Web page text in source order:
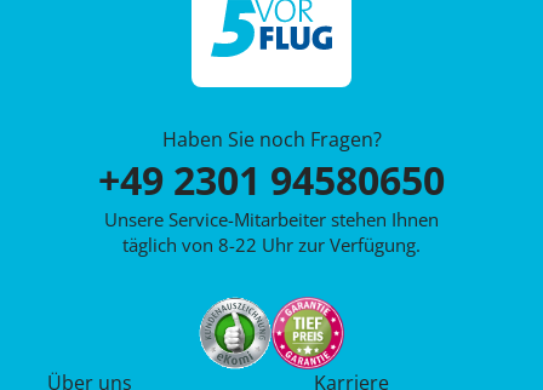
Haben Sie noch Fragen?
+49 2301 94580650
Unsere Service-Mitarbeiter stehen Ihnen
täglich von 8-22 Uhr zur Verfügung.
Über uns Karriere